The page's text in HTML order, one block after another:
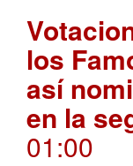
los
así
en la
01:00